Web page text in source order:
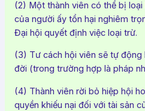
(2) Một thành viên có thể bị loại
của người ấy tổn hại nghiêm
Đại hội quyết định việc loại trừ.
(3) Tư cách hội viên sẽ tự động
đời (trong trường hợp là pháp
(4) Thành viên rời bỏ hiệp hội
quyền khiếu nại đối với tài sản